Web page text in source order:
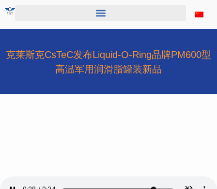
克莱斯克CsTeC发布Liquid-O-Ring品牌PM600型
高温军用润滑脂罐装新品